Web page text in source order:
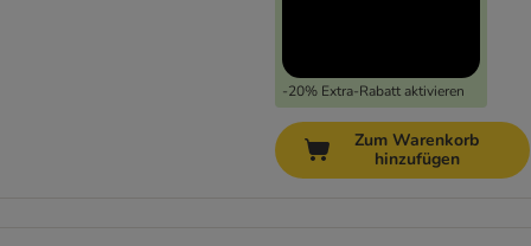
-20% Extra-Rabatt aktivieren
Zum Warenkorb
hinzufügen